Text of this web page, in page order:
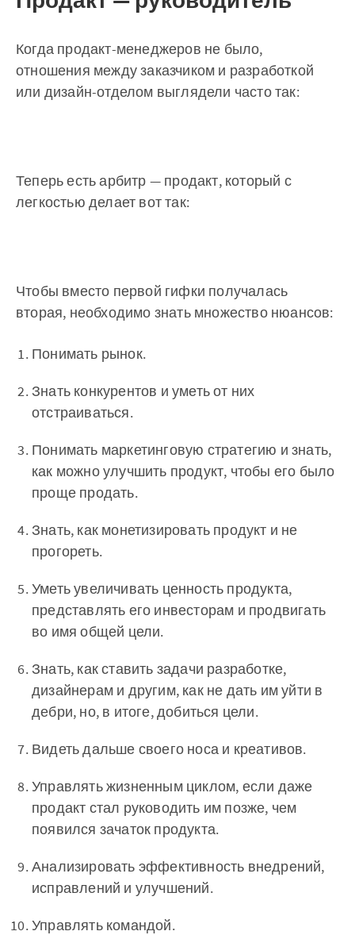
Когда продакт-менеджеров не было,
отношения между заказчиком и разработкой
или дизайн-отделом выглядели часто так:
Теперь есть арбитр — продакт, который с
легкостью делает вот так:
Чтобы вместо первой гифки получалась
вторая, необходимо знать множество нюансов:
Понимать рынок.
Знать конкурентов и уметь от них
отстраиваться.
Понимать маркетинговую стратегию и знать,
как можно улучшить продукт, чтобы его было
проще продать.
Знать, как монетизировать продукт и не
прогореть.
Уметь увеличивать ценность продукта,
представлять его инвесторам и продвигать
во имя общей цели.
Знать, как ставить задачи разработке,
дизайнерам и другим, как не дать им уйти в
дебри, но, в итоге, добиться цели.
Видеть дальше своего носа и креативов.
Управлять жизненным циклом, если даже
продакт стал руководить им позже, чем
появился зачаток продукта.
Анализировать эффективность внедрений,
исправлений и улучшений.
Управлять командой.